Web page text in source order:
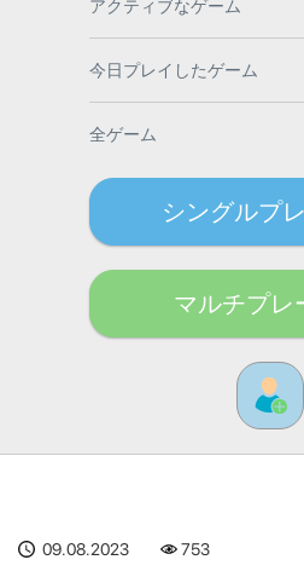
アクティブなゲーム
今日プレイしたゲーム
全ゲーム
シングルプ
マルチプレ
09.08.2023 753